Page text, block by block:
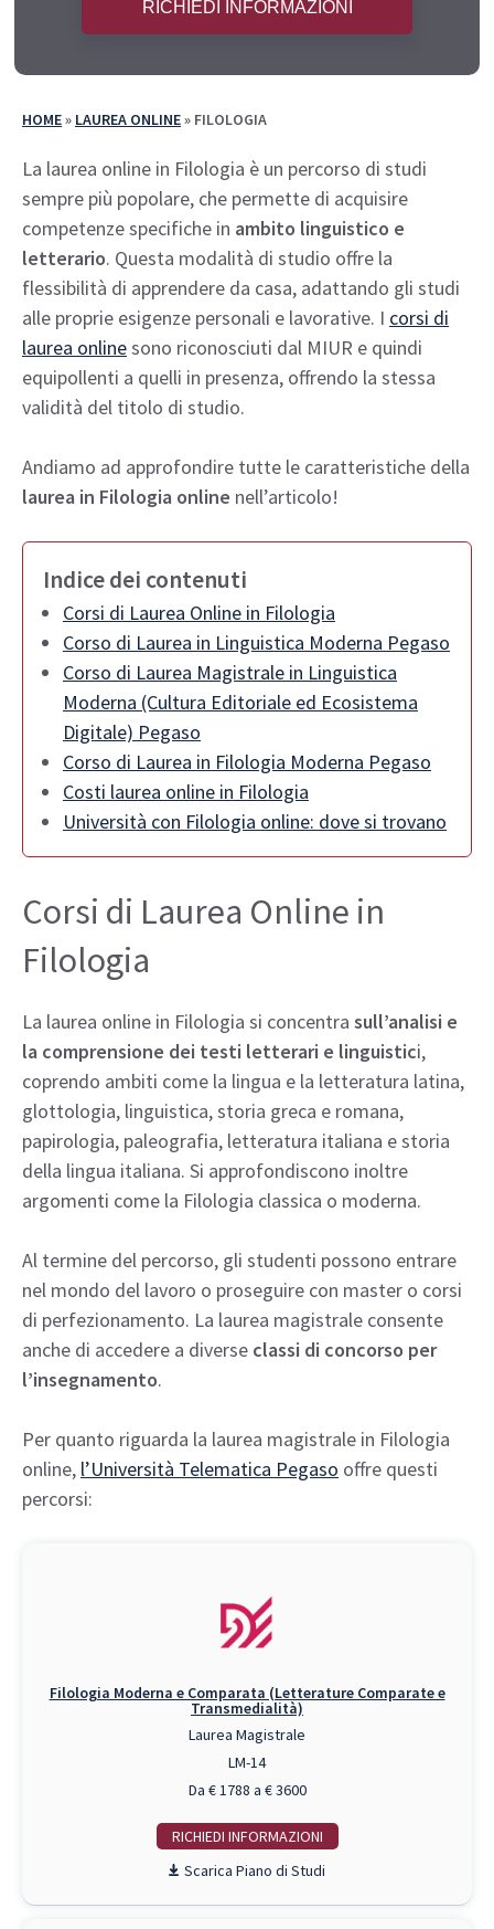
HOME» LAUREA ONLINE» FILOLOGIA
La laurea online in Filologia è un percorso di studi
sempre più popolare, che permette di acquisire
competenze specifiche in ambito linguistico e
letterario. Questa modalità di studio offre la
flessibilità di apprendere da casa, adattando gli studi
alle proprie esigenze personali e lavorative. I corsi di
laurea onlinesono riconosciuti dal MIUR e quindi
equipollenti a quelli in presenza, offrendo la stessa
validità del titolo di studio.
Andiamo ad approfondire tutte le caratteristiche della
laurea in Filologia online nell’articolo!
Indice dei contenuti
Corsi di Laurea Online in Filologia
Corso di Laurea in Linguistica Moderna Pegaso
Corso di Laurea Magistrale in Linguistica
Moderna (Cultura Editoriale ed Ecosistema
Digitale) Pegaso
Corso di Laurea in Filologia Moderna Pegaso
Costi laurea online in Filologia
Università con Filologia online: dove si trovano
Corsi di Laurea Online in
Filologia
La laurea online in Filologia si concentra sull’analisi e
la comprensione dei testi letterari e linguistici,
coprendo ambiti come la lingua e la letteratura latina,
glottologia, linguistica, storia greca e romana,
papirologia, paleografia, letteratura italiana e storia
della lingua italiana. Si approfondiscono inoltre
argomenti come la Filologia classica o moderna.
Al termine del percorso, gli studenti possono entrare
nel mondo del lavoro o proseguire con master o corsi
di perfezionamento. La laurea magistrale consente
anche di accedere a diverse classi di concorso per
l’insegnamento.
Per quanto riguarda la laurea magistrale in Filologia
online, l’Università Telematica Pegaso offre questi
percorsi:
Filologia Moderna e Comparata (Letterature Comparate e
Transmedialità)
Laurea Magistrale
LM-14
Da € 1788 a € 3600
RICHIEDI INFO
Piano di Studi